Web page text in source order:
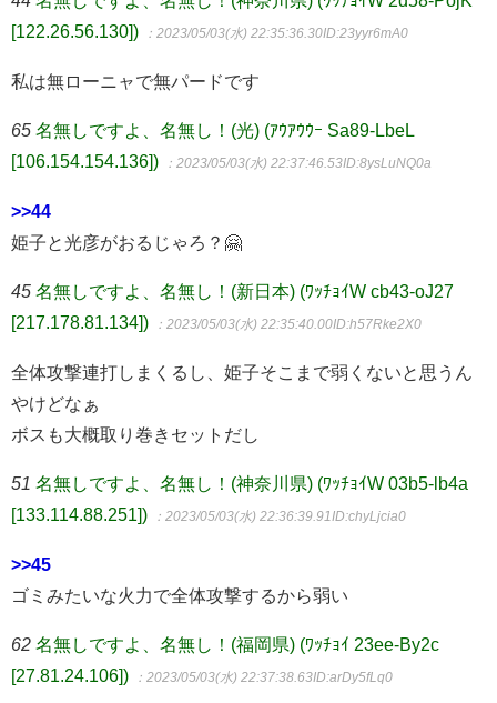
[122.26.56.130])
：2023/05/03(水) 22:35:36.30ID:23yyr6mA0
私は無ローニャで無パードです
65 名無しですよ、名無し！(光) (ｱｳｱｳｳｰ Sa89-LbeL
[106.154.154.136])
：2023/05/03(水) 22:37:46.53ID:8ysLuNQ0a
>>44
姫子と光彦がおるじゃろ？🤗
45 名無しですよ、名無し！(新日本) (ﾜｯﾁｮｲW cb43-oJ27
[217.178.81.134])
：2023/05/03(水) 22:35:40.00ID:h57Rke2X0
全体攻撃連打しまくるし、姫子そこまで弱くないと思うん
やけどなぁ
ボスも大概取り巻きセットだし
51 名無しですよ、名無し！(神奈川県) (ﾜｯﾁｮｲW 03b5-lb4a
[133.114.88.251])
：2023/05/03(水) 22:36:39.91ID:chyLjcia0
>>45
ゴミみたいな火力で全体攻撃するから弱い
62 名無しですよ、名無し！(福岡県) (ﾜｯﾁｮｲ 23ee-By2c
[27.81.24.106])
：2023/05/03(水) 22:37:38.63ID:arDy5fLq0